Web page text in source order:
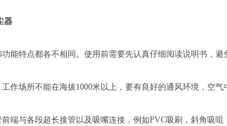
器
能特点都各不相同。使用前需要先认真仔细阅读说明书，避
作场所不能在海拔1000米以上，要有良好的通风环境，空气
端与各段超长接管以及吸嘴连接，例如PVC吸刷，斜角吸咀